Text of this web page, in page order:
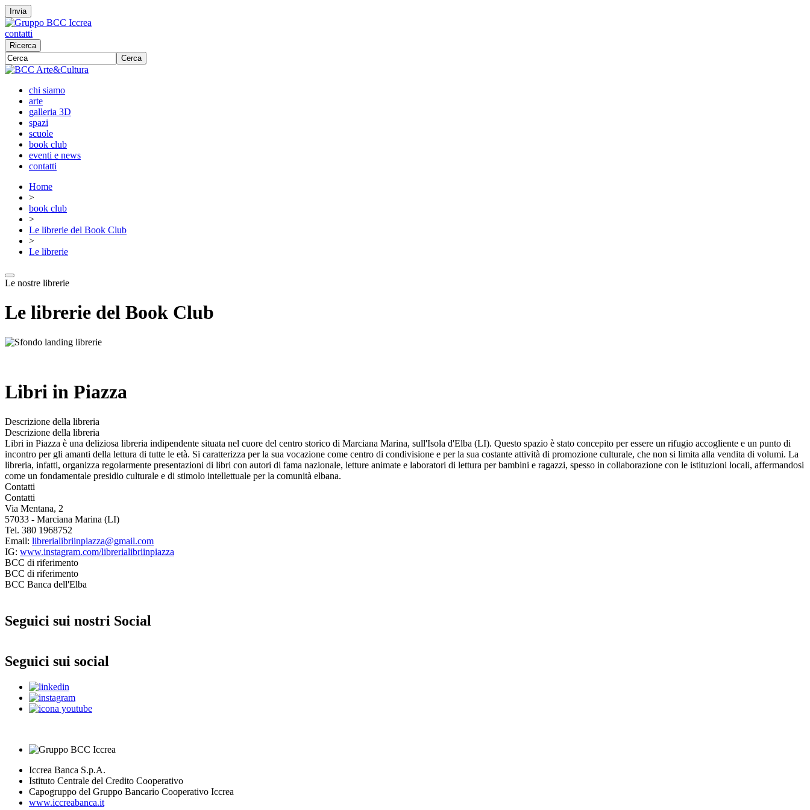
Invia
contatti
Ricerca
Cerca
chi siamo
arte
galleria 3D
spazi
scuole
book club
eventi e news
contatti
Home
>
book club
>
Le librerie del Book Club
>
Le librerie
Le nostre librerie
Le librerie del Book Club
Libri in Piazza
Descrizione della libreria
Descrizione della libreria
Libri in Piazza è una deliziosa libreria indipendente situata nel cuore del centro storico di Marciana Marina, sull'Isola d'Elba (LI). Questo spazio è stato concepito per essere un rifugio accogliente e un punto di
incontro per gli amanti della lettura di tutte le età. Si caratterizza per la sua vocazione come centro di condivisione e per la sua costante attività di promozione culturale, che non si limita alla vendita di volumi. La
libreria, infatti, organizza regolarmente presentazioni di libri con autori di fama nazionale, letture animate e laboratori di lettura per bambini e ragazzi, spesso in collaborazione con le istituzioni locali, affermandosi
come un fondamentale presidio culturale e di stimolo intellettuale per la comunità elbana.
Contatti
Contatti
Via Mentana, 2
57033 - Marciana Marina (LI)
Tel. 380 1968752
Email: librerialibriinpiazza@gmail.com
IG: www.instagram.com/librerialibriinpiazza
BCC di riferimento
BCC di riferimento
BCC Banca dell'Elba
Seguici sui nostri Social
Seguici sui social
Iccrea Banca S.p.A.
Istituto Centrale del Credito Cooperativo
Capogruppo del Gruppo Bancario Cooperativo Iccrea
www.iccreabanca.it